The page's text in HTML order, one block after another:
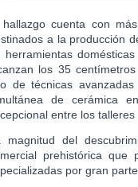
hallazgo cuenta con
a la producción
herramientas
los 35
de técnicas
de cerámica
entre los
magnitud del
prehistórica que
por gran